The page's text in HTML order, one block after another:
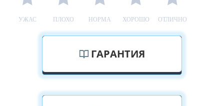
УЖАС ПЛОХО НОРМА ХОРОШО ОТЛИЧНО
ГАРАНТИЯ